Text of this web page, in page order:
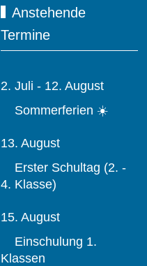
Anstehende
Termine
2. Juli - 12. August
Sommerferien ☀️
13. August
Erster Schultag (2. -
4. Klasse)
15. August
Einschulung 1.
Klassen